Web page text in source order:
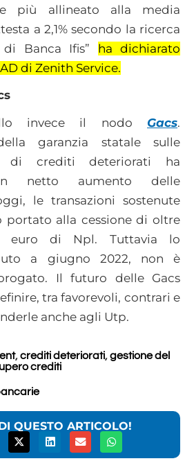
più allineato alla media
a 2,1% secondo la ricerca
di Banca Ifis” ha dichiarato
di Zenith Service.
invece il nodo Gacs.
garanzia statale sulle
di crediti deteriorati ha
netto aumento delle
le transazioni sostenute
portato alla cessione di oltre
euro di Npl. Tuttavia lo
a giugno 2022, non è
Il futuro delle Gacs
tra favorevoli, contrari e
anche agli Utp.
,crediti deteriorati,gestione del
crediti
QUESTO ARTICOLO!